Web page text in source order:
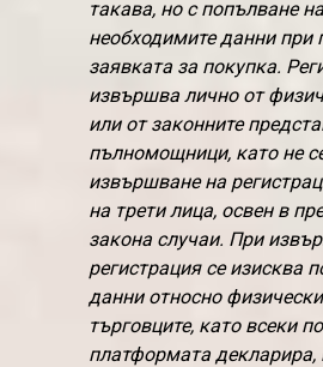
такава, но с попълване на
необходимите данни при
заявката за покупка.
извършва лично от
или от законните
пълномощници, като не
извършване на
на трети лица, освен в
закона случаи. При
регистрация се изисква
данни относно
търговците, като всеки
платформата декларира,